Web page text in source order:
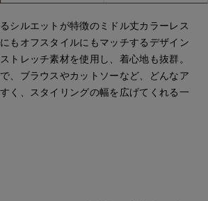
シルエットが特徴のミドル丈カラーレス
もオフスタイルにもマッチするデザイン
トレッチ素材を使用し、着心地も抜群。
、ブラウスやカットソーなど、どんなア
く、スタイリングの幅を広げてくれる一